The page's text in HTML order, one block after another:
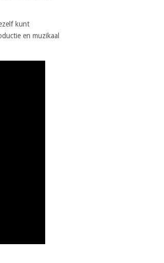
kunt
en muzikaal